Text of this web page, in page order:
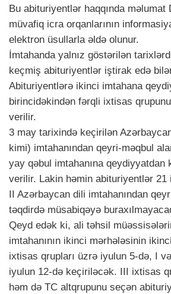
Bu abituriyentlər haqqında məlumat
müvafiq icra orqanlarının
elektron üsullarla əldə olunur.
İmtahanda yalnız göstərilən
keçmiş abituriyentlər iştirak edə
Abituriyentlərə ikinci imtahana
birincidəkindən fərqli ixtisas
verilir.
3 may tarixində keçirilən
kimi) imtahanından qeyri-məqbul
yay qəbul imtahanına qeydiyyatdan
verilir. Lakin həmin abituriyentlər
II Azərbaycan dili imtahanından
təqdirdə müsabiqəyə
Qeyd edək ki, ali təhsil
imtahanının ikinci mərhələsinin
ixtisas qrupları üzrə iyulun 5-də, I
iyulun 12-də keçiriləcək. III ixtisas
həm də TC altqrupunu seçən